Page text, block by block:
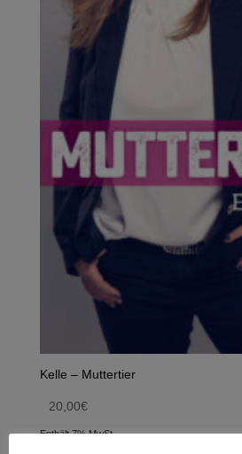
Kelle – Muttertier
20,00€
Enthält 7% MwSt.